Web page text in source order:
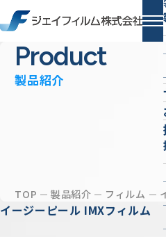
Product
製品紹介
TOP 製品紹介 フィルム
イージーピール IMXフィルム